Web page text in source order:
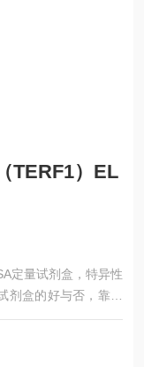
TERF1）EL
定量试剂盒，特异性
盒的好与否，靠的
定的质量，良好的口
作共赢。